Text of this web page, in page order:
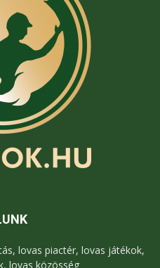
lovas piactér, lovas játékok,
lovas közösség